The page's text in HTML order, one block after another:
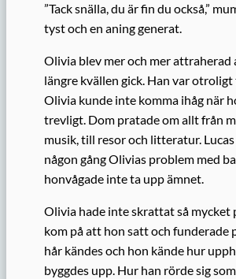
”Tack snälla, du är fin du också,”
tyst och en aning generat.
Olivia blev mer och mer attraherad
längre kvällen gick. Han var
Olivia kunde inte komma ihåg när
trevligt. Dom pratade om allt från
musik, till resor och litteratur.
någon gång Olivias problem med
honvågade inte ta upp ämnet.
Olivia hade inte skrattat så mycket
kom på att hon satt och funderade
hår kändes och hon kände hur
byggdes upp. Hur han rörde sig